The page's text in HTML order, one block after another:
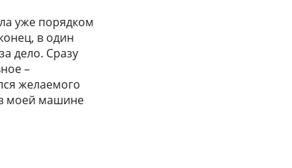
уже порядком
в один
дело. Сразу
–
желаемого
в моей машине